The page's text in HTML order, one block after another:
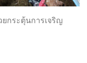
ยกระตุ้นการเจริญ